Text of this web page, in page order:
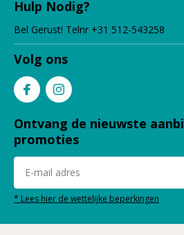
Hulp Nodig?
Bel Gerust! Telnr +31 512-543258
Volg ons
Ontvang de nieuwste
promoties
* Lees hier de wettelijke beperkingen